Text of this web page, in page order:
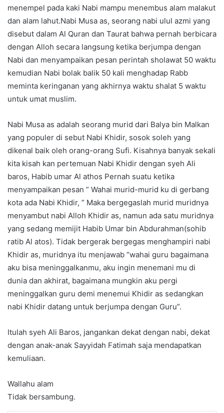
menempel pada kaki Nabi mampu menembus alam malakut
dan alam lahut.Nabi Musa as, seorang nabi ulul azmi yang
disebut dalam Al Quran dan Taurat bahwa pernah berbicara
dengan Alloh secara langsung ketika berjumpa dengan
Nabi dan menyampaikan pesan perintah sholawat 50 waktu
kemudian Nabi bolak balik 50 kali menghadap Rabb
meminta keringanan yang akhirnya waktu shalat 5 waktu
untuk umat muslim.
Nabi Musa as adalah seorang murid dari Balya bin Malkan
yang populer di sebut Nabi Khidir, sosok soleh yang
dikenal baik oleh orang-orang Sufi. Kisahnya banyak sekali
kita kisah kan pertemuan Nabi Khidir dengan syeh Ali
baros, Habib umar Al athos Pernah suatu ketika
menyampaikan pesan ” Wahai murid-murid ku di gerbang
kota ada Nabi Khidir, ” Maka bergegaslah murid muridnya
menyambut nabi Alloh Khidir as, namun ada satu muridnya
yang sedang memijit Habib Umar bin Abdurahman(sohib
ratib Al atos). Tidak bergerak bergegas menghampiri nabi
Khidir as, muridnya itu menjawab “wahai guru bagaimana
aku bisa meninggalkanmu, aku ingin menemani mu di
dunia dan akhirat, bagaimana mungkin aku pergi
meninggalkan guru demi menemui Khidir as sedangkan
nabi Khidir datang untuk berjumpa dengan Guru”.
Itulah syeh Ali Baros, jangankan dekat dengan nabi, dekat
dengan anak-anak Sayyidah Fatimah saja mendapatkan
kemuliaan.
Wallahu alam
Tidak bersambung.